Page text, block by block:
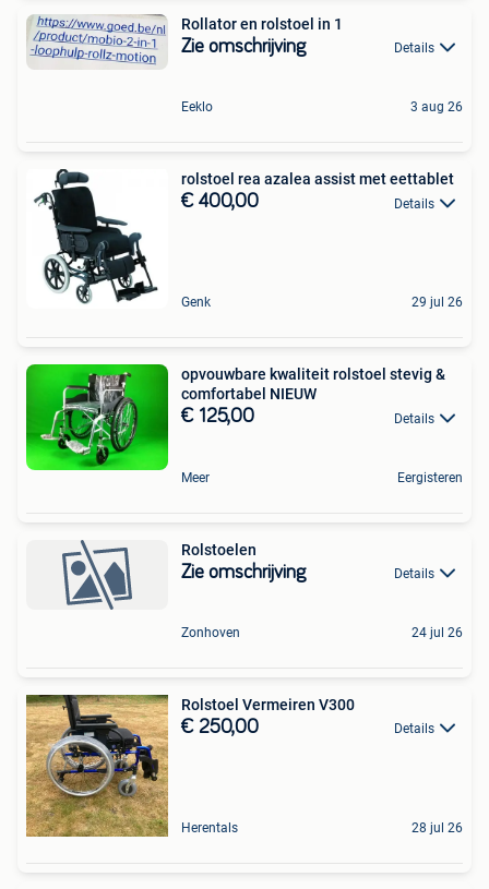
Rollator en rolstoel in 1
Zie omschrijving Details
Eeklo 3 aug 26
rolstoel rea azalea assist met eettablet
€ 400,00 Details
Genk 29 jul 26
opvouwbare kwaliteit rolstoel stevig &
comfortabel NIEUW
€ 125,00 Details
Meer Eergisteren
Rolstoelen
Zie omschrijving Details
Zonhoven 24 jul 26
Rolstoel Vermeiren V300
€ 250,00 Details
Herentals 28 jul 26